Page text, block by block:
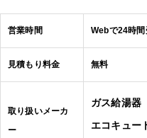
営業時間 Webで24時間
見積もり料金 無料
取り扱いメーカ
ー
ガス給湯器
エコキュー